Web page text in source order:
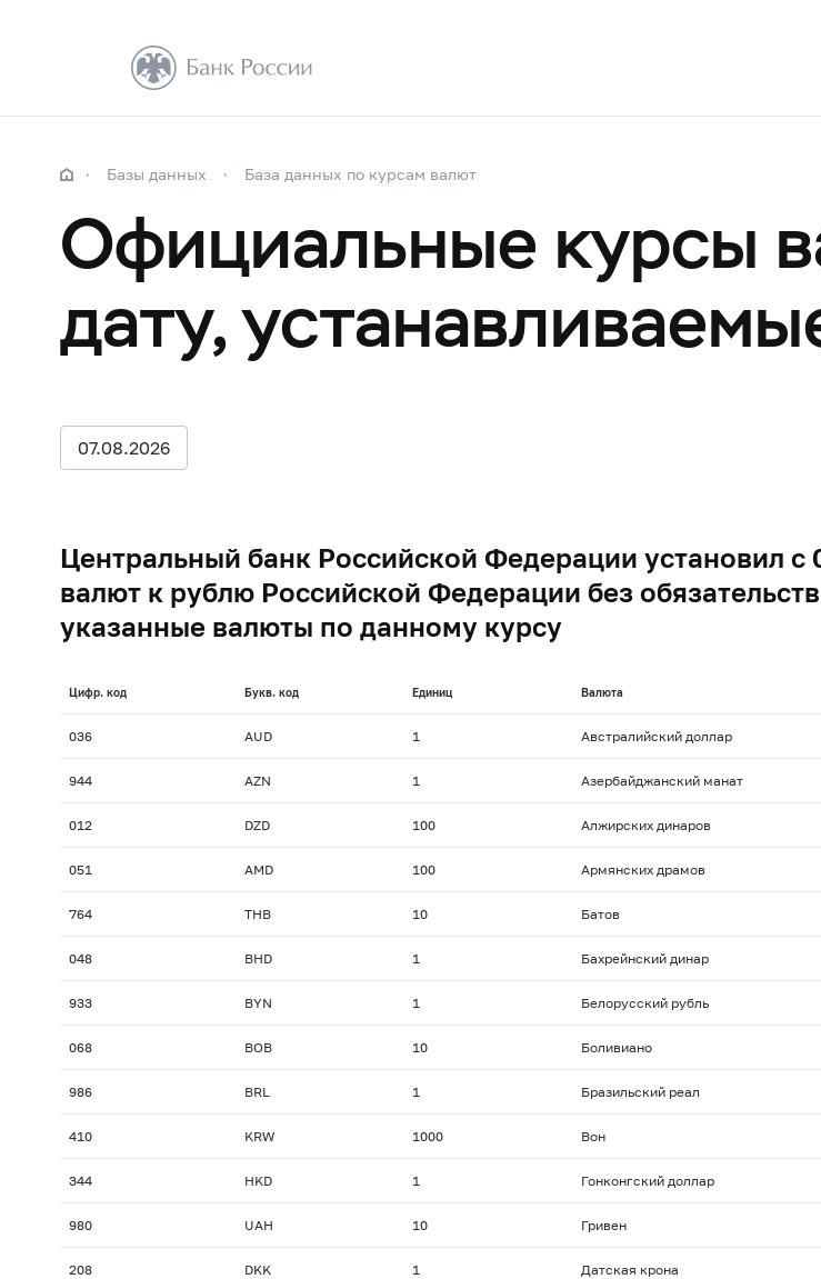
Базы данных База данных по курсам валют
Официальные курсы
дату,
07.08.2026
Центральный банк Российской Федерации установил
валют к рублю Российской Федерации без
указанные валюты по данному курсу
Цифр. код Букв. код Единиц Валюта
036 AUD 1 Австралийский доллар
944 AZN 1 Азербайджанский манат
012 DZD 100 Алжирских динаров
051 AMD 100 Армянских драмов
764 THB 10 Батов
048 BHD 1 Бахрейнский динар
933 BYN 1 Белорусский рубль
068 BOB 10 Боливиано
986 BRL 1 Бразильский реал
410 KRW 1000 Вон
344 HKD 1 Гонконгский доллар
980 UAH 10 Гривен
208 DKK 1 Датская крона